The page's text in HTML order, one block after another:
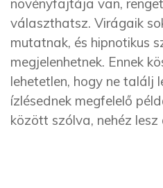
növényfajtája van,
választhatsz. Virágaik
mutatnak, és hipnotikus
megjelenhetnek. Ennek
lehetetlen, hogy ne találj
ízlésednek megfelelő
között szólva, nehéz